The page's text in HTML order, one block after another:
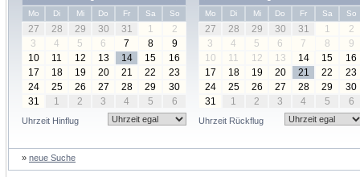
Mo
Di Mi Do Fr Sa So
27 28 29 30 31 1
2
3
4 5 6 7 8
9
10
11 12 13 14 15
16
17
18 19 20 21 22
23
24
25 26 27 28 29
30
31
1 2 3 4 5 6
Uhrzeit Hinflug
Mo
Di Mi Do Fr Sa So
27 28 29 30 31 1
2
3
4 5 6 7 8
9
10
11 12 13 14 15
16
17
18 19 20 21 22
23
24
25 26 27 28 29
30
31
1 2 3 4 5 6
Uhrzeit Rückflug
» neue Suche